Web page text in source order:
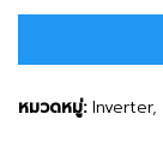
หมวดหมู่: Inverter,